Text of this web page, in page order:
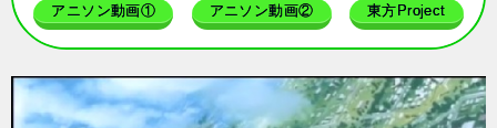
アニソン動画① アニソン動画② 東方Project